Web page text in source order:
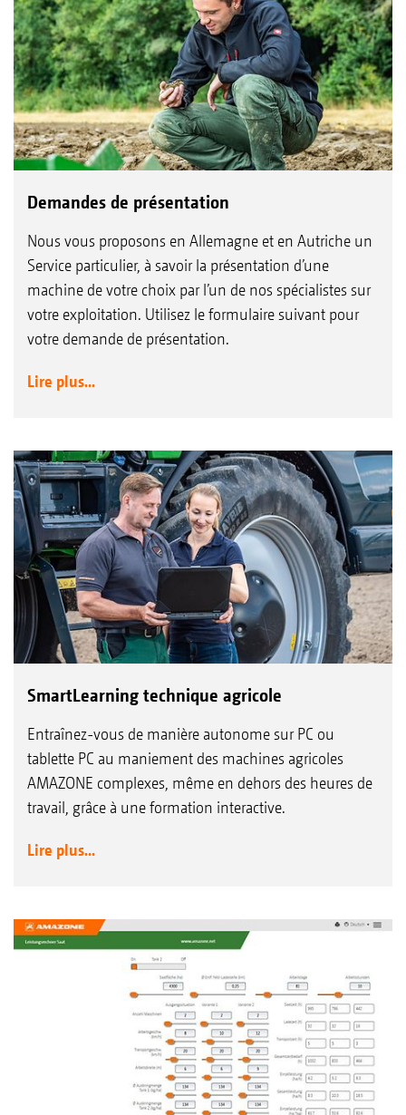
Demandes de présentation
Nous vous proposons en Allemagne et en Autriche un
Service particulier, à savoir la présentation d’une
machine de votre choix par l’un de nos spécialistes sur
votre exploitation. Utilisez le formulaire suivant pour
votre demande de présentation.
Lire plus...
SmartLearning technique agricole
Entraînez-vous de manière autonome sur PC ou
tablette PC au maniement des machines agricoles
AMAZONE complexes, même en dehors des heures de
travail, grâce à une formation interactive.
Lire plus...